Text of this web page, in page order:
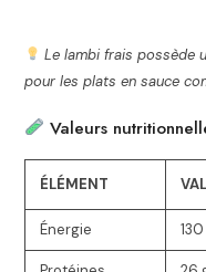
Le lambi frais possède
pour les plats en sauce
Valeurs
ÉLÉMENT
Énergie